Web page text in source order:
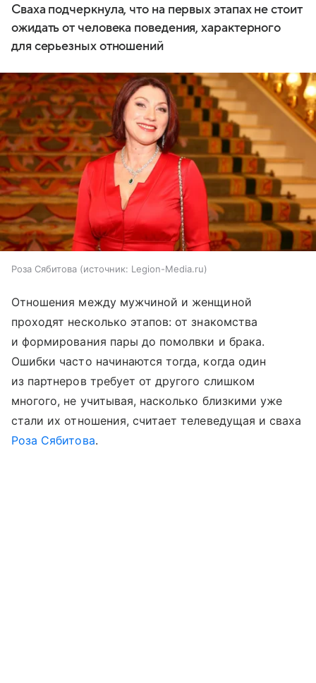
Сваха подчеркнула, что на первых этапах не стоит
ожидать от человека поведения, характерного
для серьезных отношений
Роза Сябитова источник: Legion-Media.ru
Отношения между мужчиной и женщиной
проходят несколько этапов: от знакомства
и формирования пары до помолвки и брака.
Ошибки часто начинаются тогда, когда один
из партнеров требует от другого слишком
многого, не учитывая, насколько близкими уже
стали их отношения, считает телеведущая и сваха
Роза Сябитова.